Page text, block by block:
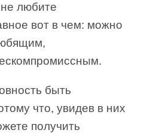
любите
вот в чем: можно
быть
что, увидев в них
получить